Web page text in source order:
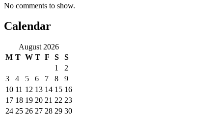
No comments to show.
Calendar
August 2026
M T W T F S
S
1
2
3
4 5 6 7 8
9
10 11 12 13 14 15 16
17 18 19 20 21 22 23
24 25 26 27 28 29 30